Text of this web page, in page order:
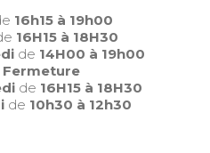
16h15 à 19h00
16H15 à 18H30
de 14H00 à 19h00
Fermeture
de 16H15 à 18H30
de 10h30 à 12h30